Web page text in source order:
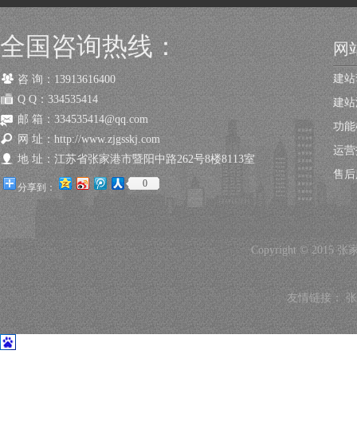
全国咨询热线：
咨 询：13913616400
Q Q：334535414
邮 箱：334535414@qq.com
网 址：http://www.zjgsskj.com
地 址：江苏省张家港市暨阳中路262号8楼8113室
分享到： 0
网
建
建
功
运
售
Copyright © 2015 张
友情链接：